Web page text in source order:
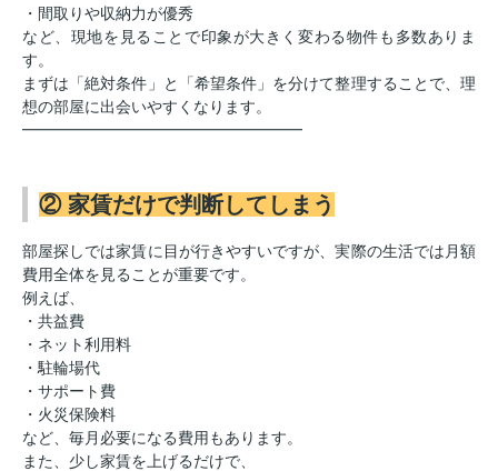
・間取りや収納力が優秀
など、現地を見ることで印象が大きく変わる物件も多数ありま
す。
まずは「絶対条件」と「希望条件」を分けて整理することで、理
想の部屋に出会いやすくなります。
━━━━━━━━━━━━━━━━━━
② 家賃だけで判断してしまう
部屋探しでは家賃に目が行きやすいですが、実際の生活では月額
費用全体を見ることが重要です。
例えば、
・共益費
・ネット利用料
・駐輪場代
・サポート費
・火災保険料
など、毎月必要になる費用もあります。
また、少し家賃を上げるだけで、